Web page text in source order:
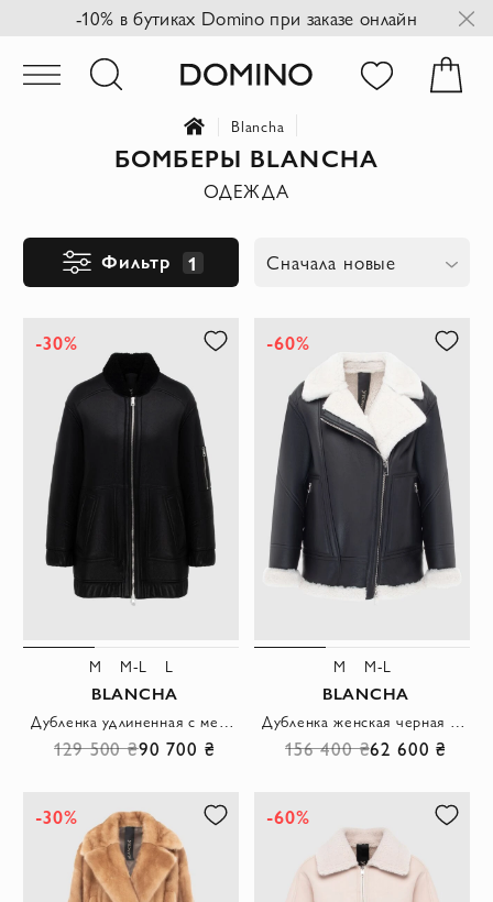
-10% в бутиках Domino при заказе онлайн
Blancha
БОМБЕРЫ BLANCHA
ОДЕЖДА
Фильтр 1 Сначала новые
-30%
M M-L L
BLANCHA
Дубленка удлиненная с меховым воротником-стойкой черная женская
129 500 ₴90 700 ₴
-60%
M M-L
BLANCHA
Дубленка женская черная кожаная с мехом в стиле косухи
156 400 ₴62 600 ₴
-30% -60%